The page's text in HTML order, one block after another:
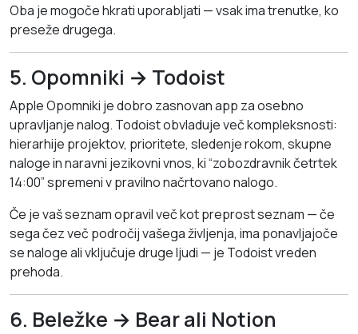
Oba je mogoče hkrati uporabljati — vsak ima trenutke, ko
preseže drugega.
5. Opomniki → Todoist
Apple Opomniki je dobro zasnovan app za osebno
upravljanje nalog. Todoist obvladuje več kompleksnosti:
hierarhije projektov, prioritete, sledenje rokom, skupne
naloge in naravni jezikovni vnos, ki “zobozdravnik četrtek
14:00” spremeni v pravilno načrtovano nalogo.
Če je vaš seznam opravil več kot preprost seznam — če
sega čez več področij vašega življenja, ima ponavljajoče
se naloge ali vključuje druge ljudi — je Todoist vreden
prehoda.
6. Beležke → Bear ali Notion